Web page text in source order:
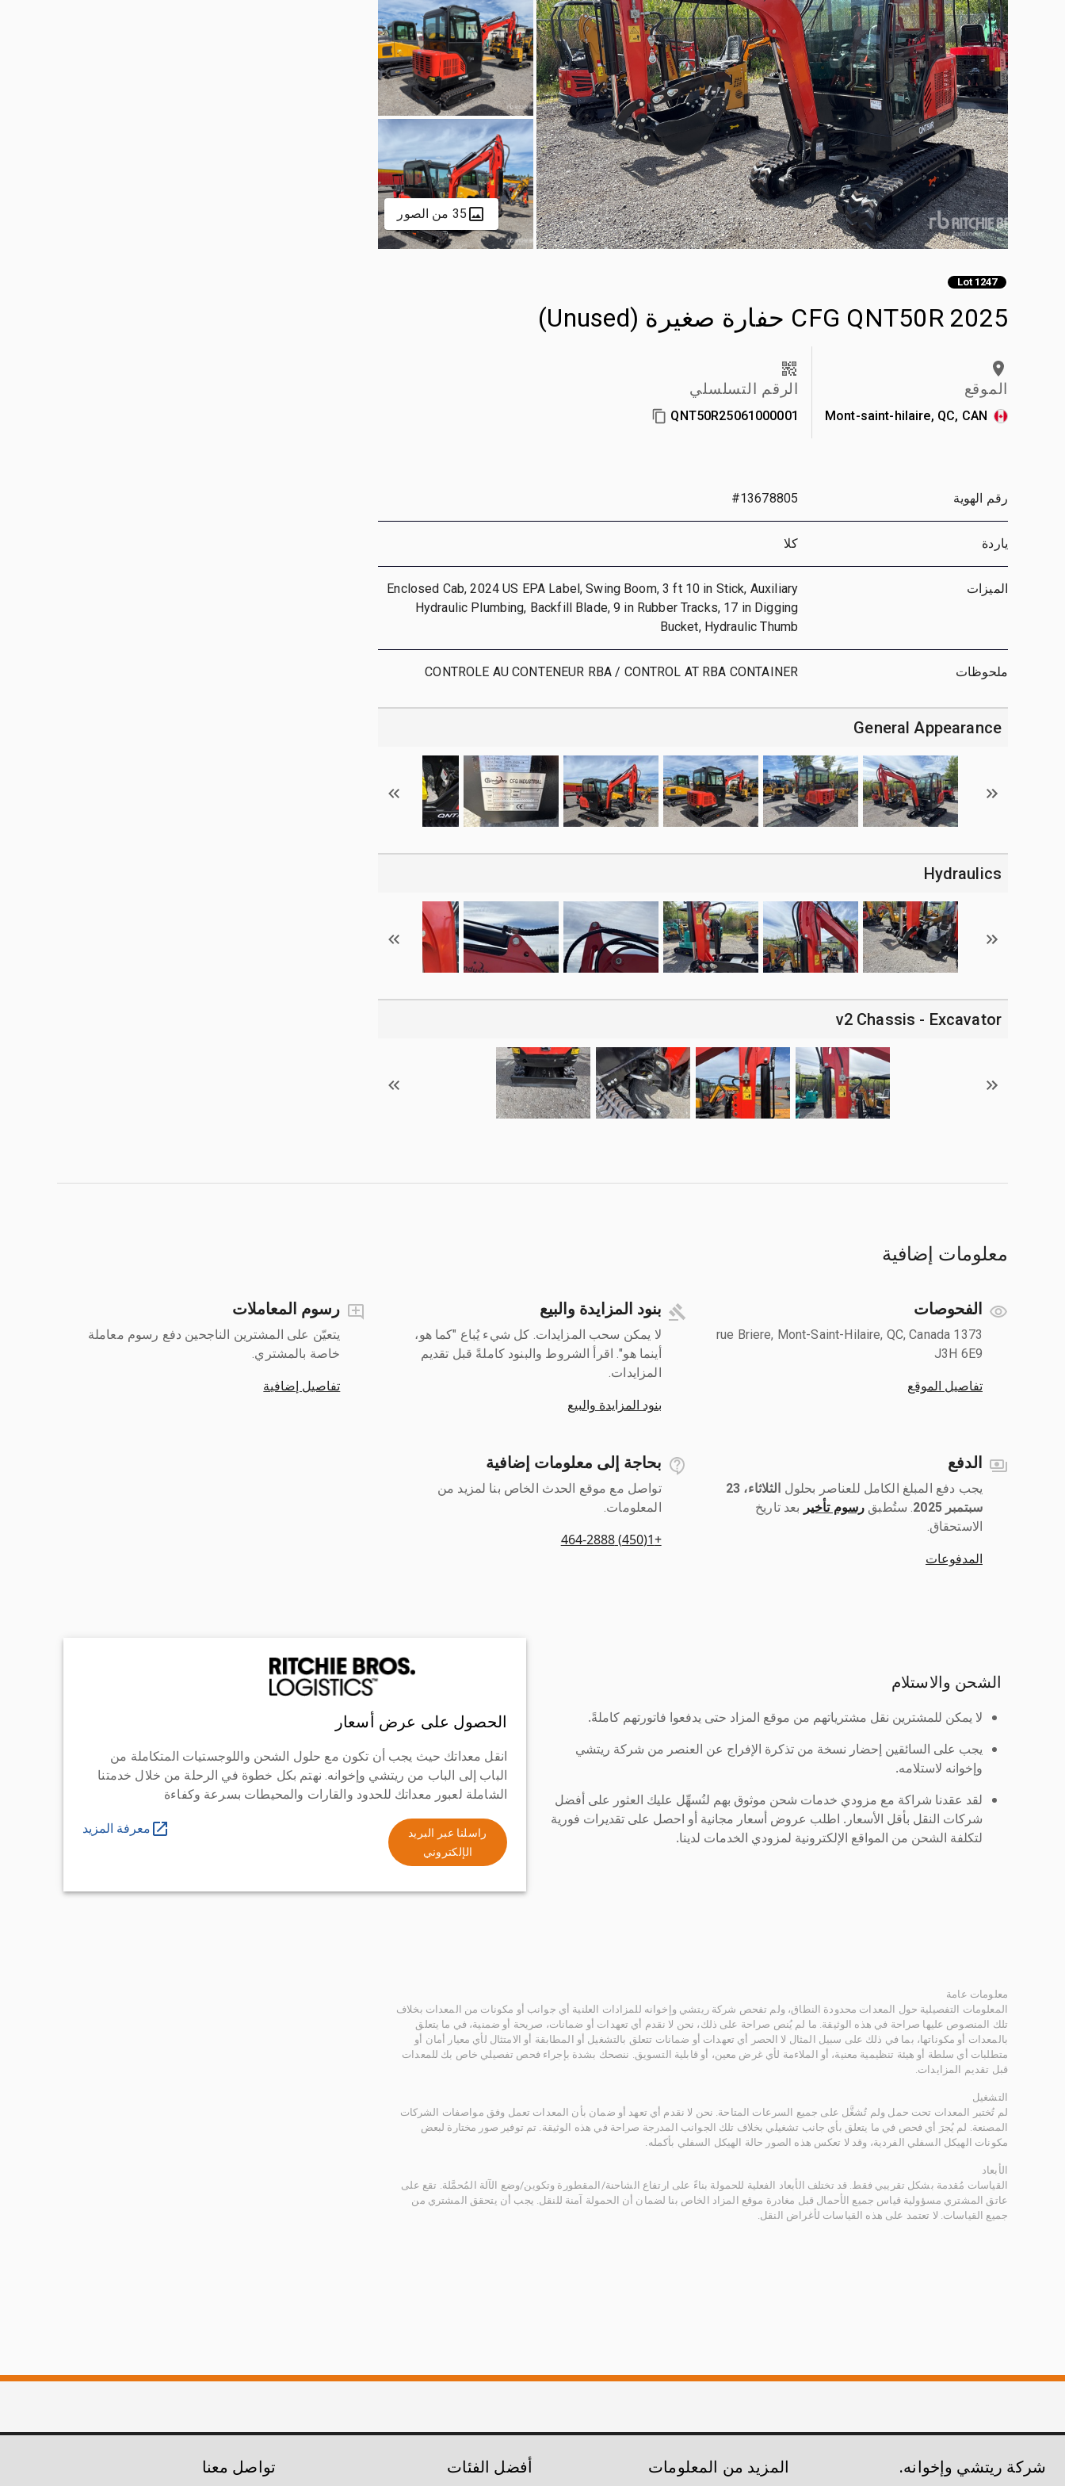
35 من الصور
Lot 1247
2025 CFG QNT50R حفارة صغيرة (Unused)
الموقع
Mont-saint-hilaire, QC, CAN
الرقم التسلسلي
QNT50R25061000001
رقم الهوية #13678805
ياردة كلا
الميزات
Enclosed Cab, 2024 US EPA Label, Swing Boom, 3 ft 10 in Stick, Auxiliary
Hydraulic Plumbing, Backfill Blade, 9 in Rubber Tracks, 17 in Digging
Bucket, Hydraulic Thumb
ملحوظات CONTROLE AU CONTENEUR RBA / CONTROL AT RBA CONTAINER
General Appearance
Hydraulics
v2 Chassis - Excavator
معلومات إضافية
الفحوصات
1373 rue Briere, Mont-Saint-Hilaire, QC, Canada
J3H 6E9
تفاصيل الموقع
بنود المزايدة والبيع
لا يمكن سحب المزايدات. كل شيء يُباع "كما هو،
أينما هو". اقرأ الشروط والبنود كاملةً قبل تقديم
المزايدات.
بنود المزايدة والبيع
رسوم المعاملات
يتعيّن على المشترين الناجحين دفع رسوم معاملة
خاصة بالمشتري.
تفاصيل إضافية
الدفع
يجب دفع المبلغ الكامل للعناصر بحلول ‎
الثلاثاء، 23
سبتمبر 2025
‎. ستُطبق رسوم تأخير بعد تاريخ
الاستحقاق.
المدفوعات
بحاجة إلى معلومات إضافية
تواصل مع موقع الحدث الخاص بنا لمزيد من
المعلومات.
+1(450) 464-2888
الشحن والاستلام
لا يمكن للمشترين نقل مشترياتهم من موقع المزاد حتى يدفعوا فاتورتهم كاملةً.
يجب على السائقين إحضار نسخة من تذكرة الإفراج عن العنصر من شركة ريتشي
وإخوانه لاستلامه.
لقد عقدنا شراكة مع مزودي خدمات شحن موثوق بهم لنُسهِّل عليك العثور على أفضل
شركات النقل بأقل الأسعار. اطلب عروض أسعار مجانية أو احصل على تقديرات فورية
لتكلفة الشحن من المواقع الإلكترونية لمزودي الخدمات لدينا.
الحصول على عرض أسعار
انقل معداتك حيث يجب أن تكون مع حلول الشحن واللوجستيات المتكاملة من
الباب إلى الباب من ريتشي وإخوانه. نهتم بكل خطوة في الرحلة من خلال خدمتنا
الشاملة لعبور معداتك للحدود والقارات والمحيطات بسرعة وكفاءة
راسلنا عبر البريد
الإلكتروني
معرفة المزيد
معلومات عامة
المعلومات التفصيلية حول المعدات محدودة النطاق، ولم تفحص شركة ريتشي وإخوانه للمزادات العلنية أي جوانب أو مكونات من المعدات بخلاف
تلك المنصوص عليها صراحة في هذه الوثيقة. ما لم يُنص صراحة على ذلك، نحن لا نقدم أي تعهدات أو ضمانات، صريحة أو ضمنية، في ما يتعلق
بالمعدات أو مكوناتها، بما في ذلك على سبيل المثال لا الحصر أي تعهدات أو ضمانات تتعلق بالتشغيل أو المطابقة أو الامتثال لأي معيار أمان أو
متطلبات أي سلطة أو هيئة تنظيمية معنية، أو الملاءمة لأي غرض معين، أو قابلية التسويق. ننصحك بشدة بإجراء فحص تفصيلي خاص بك للمعدات
قبل تقديم المزايدات.
التشغيل
لم تُختبر المعدات تحت حمل ولم تُشغَّل على جميع السرعات المتاحة. نحن لا نقدم أي تعهد أو ضمان بأن المعدات تعمل وفق مواصفات الشركات
المصنعة. لم يُجرَ أي فحص في ما يتعلق بأي جانب تشغيلي بخلاف تلك الجوانب المدرجة صراحة في هذه الوثيقة. تم توفير صور مختارة لبعض
مكونات الهيكل السفلي الفردية، وقد لا تعكس هذه الصور حالة الهيكل السفلي بأكمله.
الأبعاد
القياسات مُقدمة بشكل تقريبي فقط. قد تختلف الأبعاد الفعلية للحمولة بناءً على ارتفاع الشاحنة/المقطورة وتكوين/وضع الآلة المُحمَّلة. تقع على
عاتق المشتري مسؤولية قياس جميع الأحمال قبل مغادرة موقع المزاد الخاص بنا لضمان أن الحمولة آمنة للنقل. يجب أن يتحقق المشتري من
جميع القياسات. لا تعتمد على هذه القياسات لأغراض النقل.
شركة ريتشي وإخوانه. المزيد من المعلومات أفضل الفئات تواصل معنا